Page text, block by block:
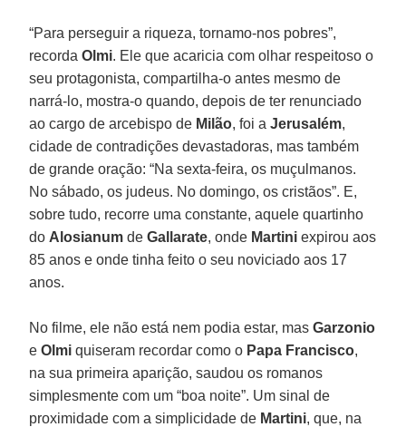
“Para perseguir a riqueza, tornamo-nos pobres”,
recordaOlmi. Ele que acaricia com olhar respeitoso o
seu protagonista, compartilha-o antes mesmo de
narrá-lo, mostra-o quando, depois de ter renunciado
ao cargo de arcebispo de Milão, foi aJerusalém,
cidade de contradições devastadoras, mas também
de grande oração: “Na sexta-feira, os muçulmanos.
No sábado, os judeus. No domingo, os cristãos”. E,
sobre tudo, recorre uma constante, aquele quartinho
do Alosianum deGallarate, onde Martini expirou aos
85 anos e onde tinha feito o seu noviciado aos 17
anos.
No filme, ele não está nem podia estar, masGarzonio
eOlmi quiseram recordar como o Papa Francisco,
na sua primeira aparição, saudou os romanos
simplesmente com um “boa noite”. Um sinal de
proximidade com a simplicidade de Martini, que, na